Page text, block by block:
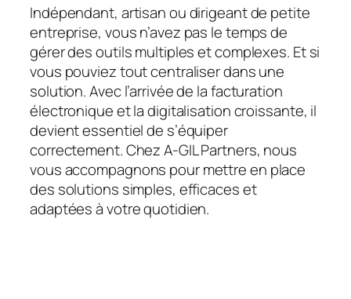
Indépendant, artisan ou dirigeant de petite
entreprise, vous n’avez pas le temps de
gérer des outils multiples et complexes. Et si
vous pouviez tout centraliser dans une
solution. Avec l’arrivée de la facturation
électronique et la digitalisation croissante, il
devient essentiel de s’équiper
correctement. Chez A-GIL Partners, nous
vous accompagnons pour mettre en place
des solutions simples, efficaces et
adaptées à votre quotidien.